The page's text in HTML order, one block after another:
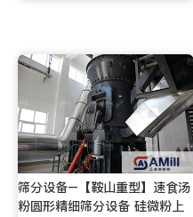
筛分设备–【鞍山重型】速食汤
粉圆形精细筛分设备 硅微粉上